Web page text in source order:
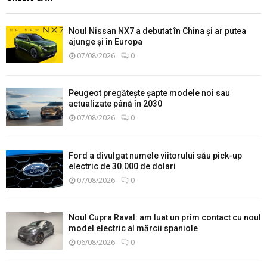
Noul Nissan NX7 a debutat în China și ar putea
ajunge și în Europa
07/08/2026 0
Peugeot pregătește șapte modele noi sau
actualizate până în 2030
07/08/2026 0
Ford a divulgat numele viitorului său pick-up
electric de 30.000 de dolari
07/08/2026 0
Noul Cupra Raval: am luat un prim contact cu noul
model electric al mărcii spaniole
06/08/2026 0